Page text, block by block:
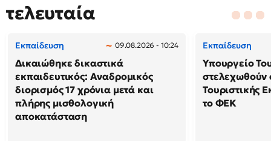
τελευταία
Εκπαίδευση 09.08.2026 - 10:24
Δικαιώθηκε δικαστικά
εκπαιδευτικός: Αναδρομικός
διορισμός 17 χρόνια μετά και
πλήρης μισθολογική
αποκατάσταση
Εκπαίδευση
Υπουργείο
στελεχωθούν
Τουριστικής
το ΦΕΚ